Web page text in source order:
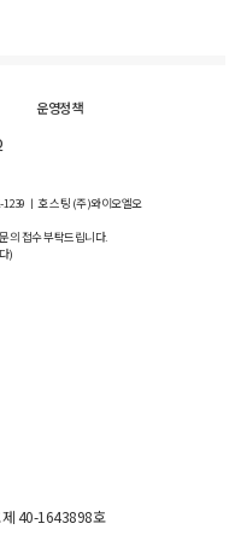
운영정책
ㅣ 호스팅 (주)와이오엘오
의 접수 부탁드립니다.
)
제 40-1643898호